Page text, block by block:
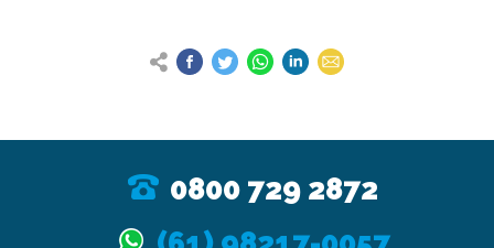
0800 729 2872